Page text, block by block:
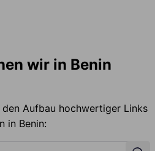
wir in Benin
Aufbau hochwertiger Links
in Benin: